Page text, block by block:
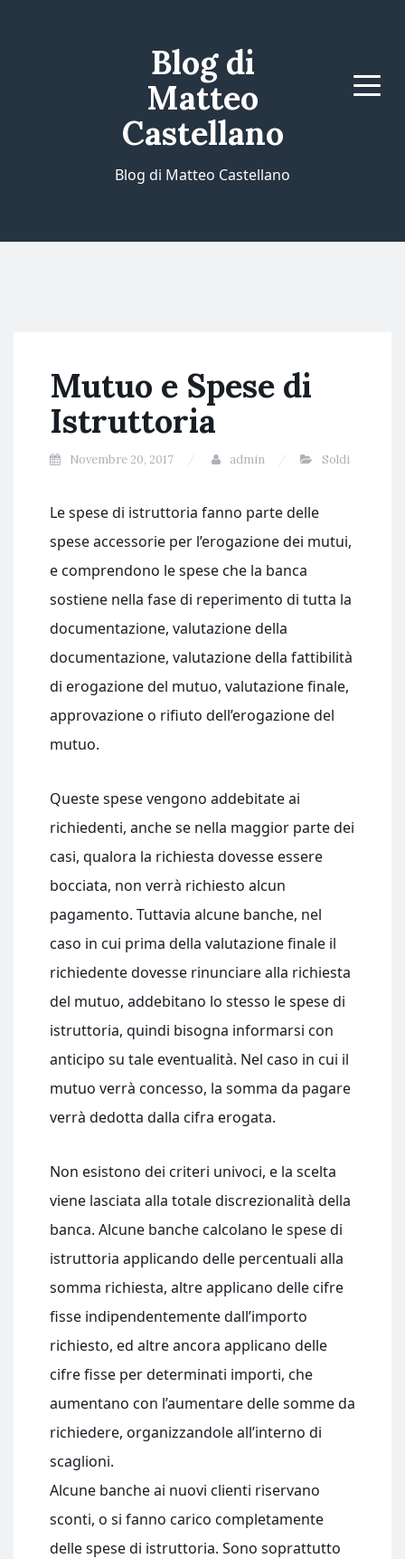
Blog di
Matteo
Castellano
Blog di Matteo Castellano
Menu
Mutuo e Spese di
Istruttoria
Novembre 20, 2017 admin Soldi
Le spese di istruttoria fanno parte delle
spese accessorie per l’erogazione dei mutui,
e comprendono le spese che la banca
sostiene nella fase di reperimento di tutta la
documentazione, valutazione della
documentazione, valutazione della fattibilità
di erogazione del mutuo, valutazione finale,
approvazione o rifiuto dell’erogazione del
mutuo.
Queste spese vengono addebitate ai
richiedenti, anche se nella maggior parte dei
casi, qualora la richiesta dovesse essere
bocciata, non verrà richiesto alcun
pagamento. Tuttavia alcune banche, nel
caso in cui prima della valutazione finale il
richiedente dovesse rinunciare alla richiesta
del mutuo, addebitano lo stesso le spese di
istruttoria, quindi bisogna informarsi con
anticipo su tale eventualità. Nel caso in cui il
mutuo verrà concesso, la somma da pagare
verrà dedotta dalla cifra erogata.
Non esistono dei criteri univoci, e la scelta
viene lasciata alla totale discrezionalità della
banca. Alcune banche calcolano le spese di
istruttoria applicando delle percentuali alla
somma richiesta, altre applicano delle cifre
fisse indipendentemente dall’importo
richiesto, ed altre ancora applicano delle
cifre fisse per determinati importi, che
aumentano con l’aumentare delle somme da
richiedere, organizzandole all’interno di
scaglioni.
Alcune banche ai nuovi clienti riservano
sconti, o si fanno carico completamente
delle spese di istruttoria. Sono soprattutto